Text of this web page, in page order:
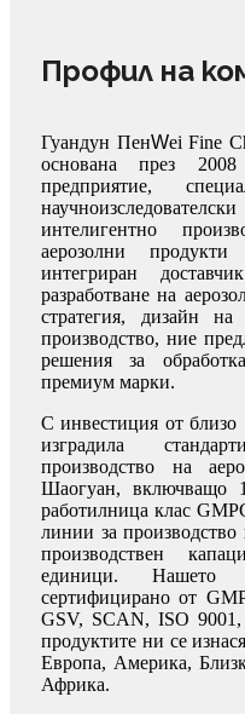
Профил на
Гуандун ПенWei Fine
основана през
предприятие,
интелигентно
аерозолни
интегриран
разработване на
стратегия, дизайн
производство, ние
решения за
премиум марки.
С инвестиция от
изградила
производство на
Шаогуан, включващо
работилница клас
линии за
производствен
единици. Нашето
сертифицирано от
GSV, SCAN, ISO
продуктите ни се
Европа, Америка,
Африка.